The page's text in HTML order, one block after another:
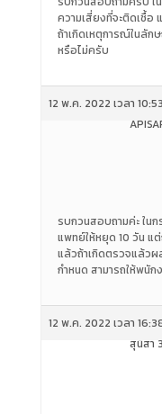
ความเสี่ยงที่จะติดเชื้อ
ถ้าเกิดเหตุการณ์ในลัก
หรือไม่ครับ
12 พ.ค. 2022 เวลา 10:53
รบกวนสอบถามค่ะ ใน
แพทย์ให้หยุด 10 วัน แ
แล้วถ้าเกิดตรวจแล้ว
กำหนด สามารถให้พนัก
12 พ.ค. 2022 เวลา
สุนิสา